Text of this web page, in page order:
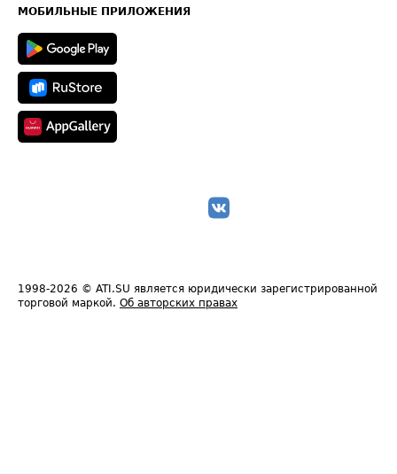
Техническая информация
МОБИЛЬНЫЕ ПРИЛОЖЕНИЯ
1998-2026 © ATI.SU является юридически зарегистрированной
торговой маркой. Об авторских правах